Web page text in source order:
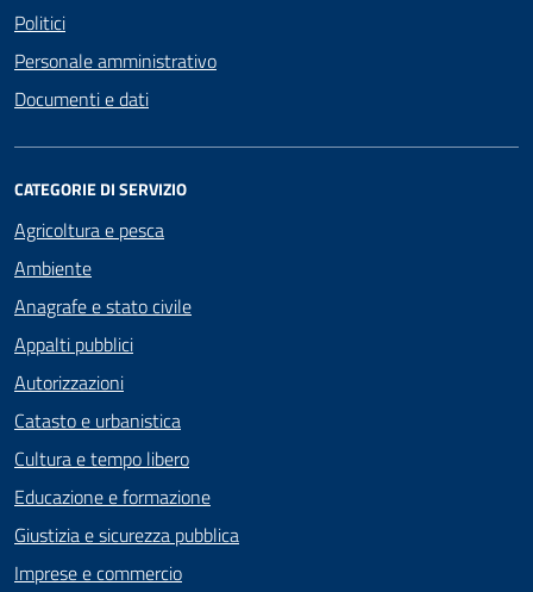
Politici
Personale amministrativo
Documenti e dati
CATEGORIE DI SERVIZIO
Agricoltura e pesca
Ambiente
Anagrafe e stato civile
Appalti pubblici
Autorizzazioni
Catasto e urbanistica
Cultura e tempo libero
Educazione e formazione
Giustizia e sicurezza pubblica
Imprese e commercio